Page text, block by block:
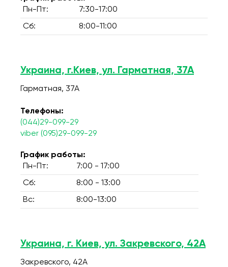
Пн-Пт:
7:30-17:00
Сб: 8:00-11:00
Украина, г.Киев, ул. Гарматная, 37А
Гарматная, 37А
Телефоны:
(044)29-099-29
viber (095)29-099-29
График работы:
Пн-Пт:
7:00 - 17:00
Сб: 8:00 - 13:00
Вс: 8:00-13:00
Украина, г. Киев, ул. Закревского, 42А
Закревского, 42А